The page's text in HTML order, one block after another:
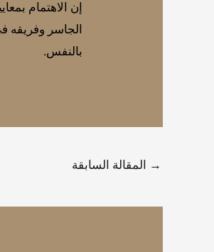
إن الاهتمام
الجاسر وفريقه
بالنفس.
→ المقالة السابقة